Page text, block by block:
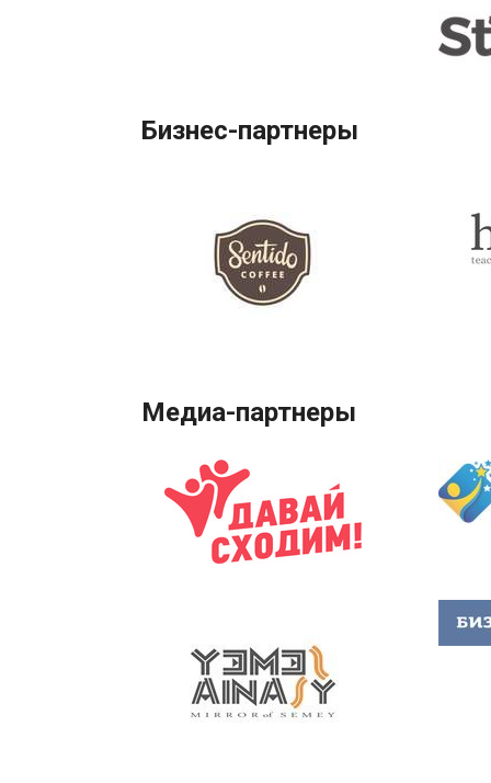
Бизнес-партнеры
Медиа-партнеры